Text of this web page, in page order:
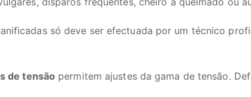
só deve ser efectuada por um técnico
de tensão permitem ajustes da gama de tensão.